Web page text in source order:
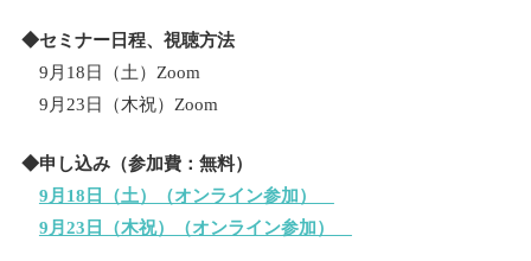
◆セミナー日程、視聴方法
9月18日（土）Zoom
9月23日（木祝）Zoom
◆申し込み（参加費：無料）
9月18日（土）（オンライン参加）
9月23日（木祝）（オンライン参加）